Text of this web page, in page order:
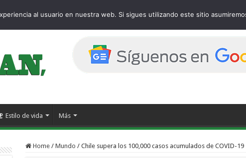
Estilo de vida Más
Home / Mundo / Chile supera los 100,000 casos acumulados de COVID-19
al usuario en nuestra web. Si sigues utilizando este sitio